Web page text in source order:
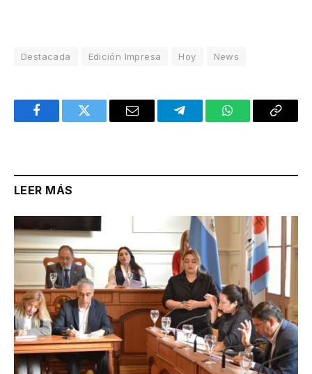
Destacada Edición Impresa Hoy News
FacebookTwitter Email TelegramWhatsAppCopy
LEER MÁS